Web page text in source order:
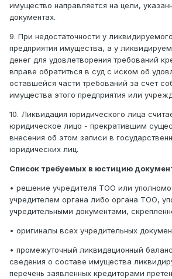
имущество направляется на цели,
документах.
9. При недостаточности у
предприятия имущества, а у
денег для удовлетворения требований
вправе обратиться в суд с иском об
оставшейся части требований за счет
имущества этого предприятия или
10. Ликвидация юридического лица
юридическое лицо - прекратившим
внесения об этом записи в
юридических лиц.
Список требуемых в юстицию
• решение учредителя ТОО или
учредителем органа либо органа ТОО,
учредительными документами,
• оригиналы всех учредительных
• промежуточный ликвидационный
сведения о составе имущества
перечень заявленных кредиторами